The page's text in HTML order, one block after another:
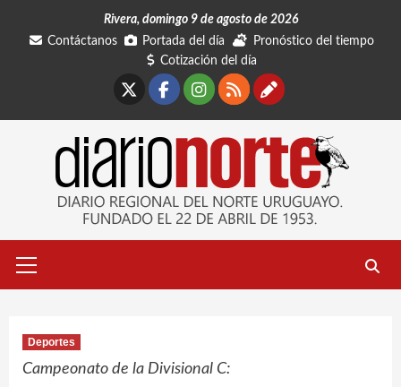
Rivera, domingo 9 de agosto de 2026
Contáctanos
Portada del día
Pronóstico del tiempo
Cotización del día
Facebook
Instagram
RSSContáctanos
primario
Deportes
Campeonato de la Divisional C: